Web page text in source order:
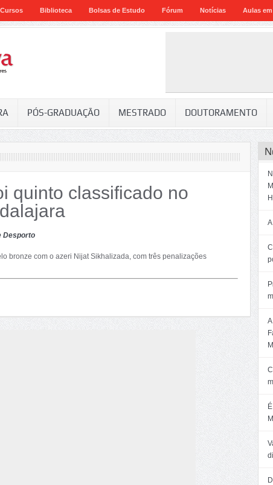
Biblioteca Bolsas de Estudo Fórum Notícias Aulas
PÓS-GRADUAÇÃO MESTRADO DOUTORAMENTO
quinto classificado no
Desporto
bronze com o azeri Nijat Sikhalizada, com três penalizações